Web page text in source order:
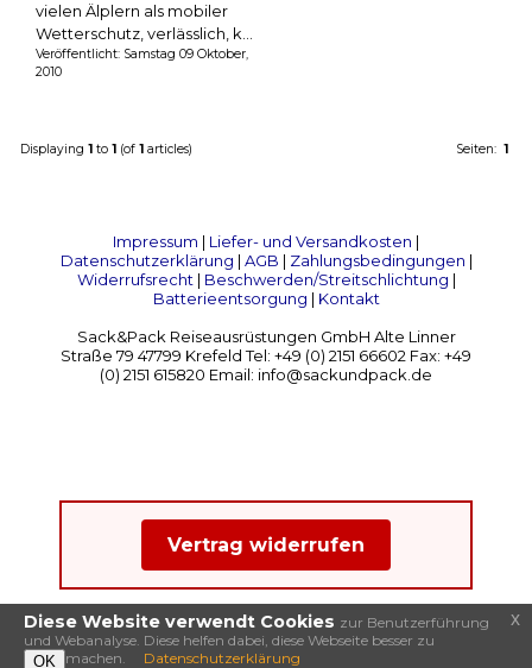
vielen Älplern als mobiler
Wetterschutz, verlässlich, k...
Veröffentlicht: Samstag 09 Oktober,
2010
Displaying 1 to 1 (of 1 articles) Seiten: 1
Impressum | Liefer- und Versandkosten |
Datenschutzerklärung | AGB | Zahlungsbedingungen |
Widerrufsrecht| Beschwerden/Streitschlichtung |
Batterieentsorgung | Kontakt
Sack&Pack Reiseausrüstungen GmbH Alte Linner
Straße 79 47799 Krefeld Tel: +49 (0) 2151 66602 Fax: +49
(0) 2151 615820 Email: info@sackundpack.de
Vertrag widerrufen
Diese Website verwendt Cookies zur Benutzerführung
und Webanalyse. Diese helfen dabei, diese Webseite besser zu
machen.
OK Datenschutzerklärung
x